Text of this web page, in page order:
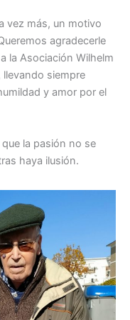
vez más, un motivo
agradecerle
la Asociación Wilhelm
siempre
y amor por el
la pasión no se
haya ilusión.